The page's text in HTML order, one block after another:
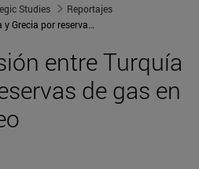
Studies
Reportajes
Creciente tensión entre Turquía y Grecia por reservas de gas en el Mediterráneo
entre Turquía
de gas en